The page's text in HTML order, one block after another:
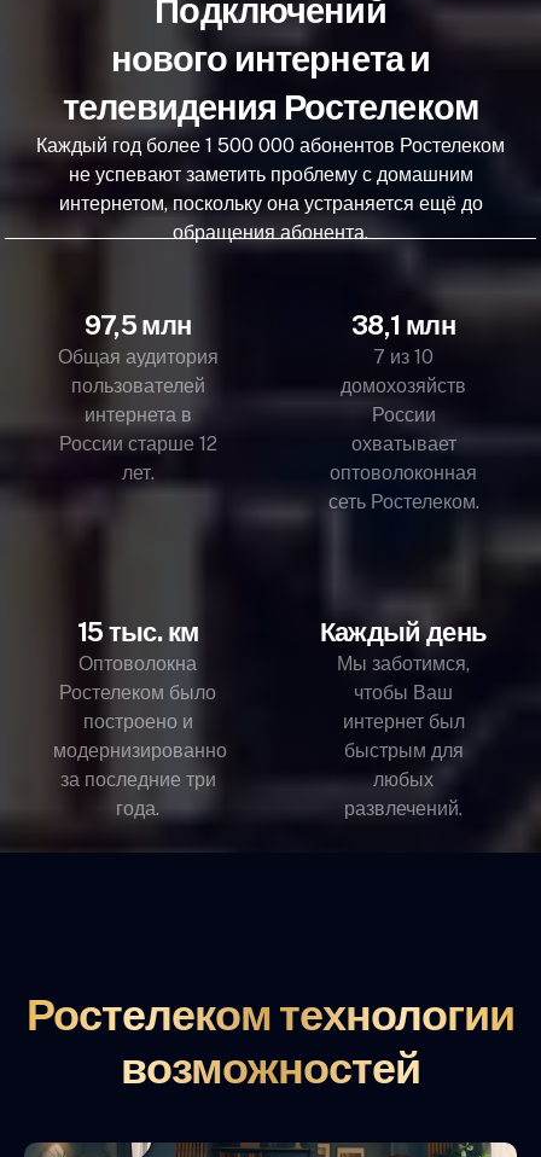
Подключений
нового интернета и
телевидения Ростелеком
Каждый год более 1 500 000 абонентов Ростелеком
не успевают заметить проблему с домашним
интернетом, поскольку она устраняется ещё до
обращения абонента.
97,5 млн
Общая аудитория
пользователей
интернета в
России старше 12
лет.
38,1 млн
7 из 10
домохозяйств
России
охватывает
оптоволоконная
сеть Ростелеком.
15 тыс. км
Оптоволокна
Ростелеком было
построено и
модернизированно
за последние три
года.
Каждый день
Мы заботимся,
чтобы Ваш
интернет был
быстрым для
любых
развлечений.
Ростелеком технологии
возможностей